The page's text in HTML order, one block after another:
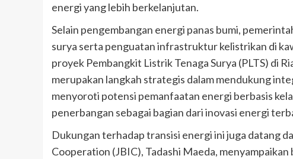
energi yang lebih berkelanjutan.
Selain pengembangan energi panas bumi,
surya serta penguatan infrastruktur kelistrikan di
proyek Pembangkit Listrik Tenaga Surya (PLTS) di
merupakan langkah strategis dalam mendukung
menyoroti potensi pemanfaatan energi berbasis
penerbangan sebagai bagian dari inovasi energi
Dukungan terhadap transisi energi ini juga datang
Cooperation (JBIC), Tadashi Maeda,